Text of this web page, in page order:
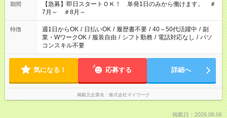
22：00～翌6：00 など！是非ご希望をお聞かせください！
期間
【急募】即日スタートＯＫ！ 単発1日のみから働けます。 ＃
7月～ ＃8月～
特徴 週1日からOK / 日払いOK / 履歴書不要 / 40～50代活躍中 / 副
業・WワークOK / 服装自由 / シフト勤務 / 電話対応なし / パソ
コンスキル不要
気になる！ 応募する 詳細へ
掲載元企業名 株式会社マイワーク
掲載日：2026.08.06